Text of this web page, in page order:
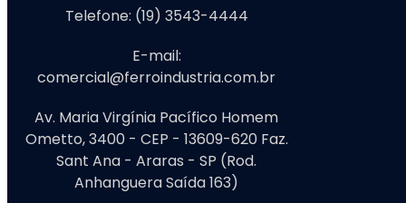
Telefone: (19) 3543-4444
E-mail:
comercial@ferroindustria.com.br
Av. Maria Virgínia Pacífico Homem
Ometto, 3400 - CEP - 13609-620 Faz.
Sant Ana - Araras - SP (Rod.
Anhanguera Saída 163)